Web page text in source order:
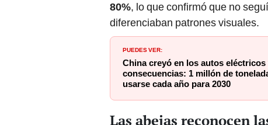
80%, lo que confirmó que no
diferenciaban patrones visuales.
PUEDES VER:
China creyó en los autos
consecuencias: 1 millón de
usarse cada año para 2030
Las abejas reconocen